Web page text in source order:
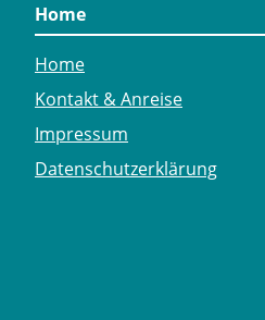
Home
Home
Kontakt & Anreise
Impressum
Datenschutzerklärung